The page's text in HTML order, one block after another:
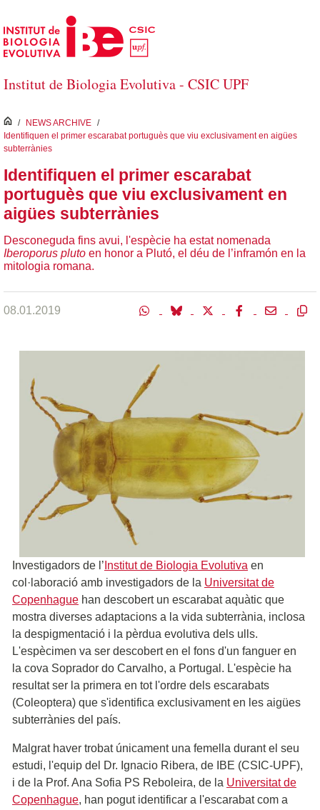
Salta al contingut principal
Institut de Biologia Evolutiva - CSIC UPF
inici
/ NEWS ARCHIVE /
Identifiquen el primer escarabat portuguès que viu exclusivament en aigües
subterrànies
Identifiquen el primer escarabat
portuguès que viu exclusivament en
aigües subterrànies
Desconeguda fins avui, l'espècie ha estat nomenada
Iberoporus pluto en honor a Plutó, el déu de l’inframón en la
mitologia romana.
08.01.2019
Investigadors de l’ Institut de Biologia Evolutiva en
col·laboració amb investigadors de la Universitat de
Copenhague han descobert un escarabat aquàtic que
mostra diverses adaptacions a la vida subterrània, inclosa
la despigmentació i la pèrdua evolutiva dels ulls.
L'espècimen va ser descobert en el fons d'un fanguer en
la cova Soprador do Carvalho, a Portugal. L'espècie ha
resultat ser la primera en tot l'ordre dels escarabats
(Coleoptera) que s'identifica exclusivament en les aigües
subterrànies del país.
Malgrat haver trobat únicament una femella durant el seu
estudi, l'equip del Dr. Ignacio Ribera, de IBE (CSIC-UPF),
i de la Prof. Ana Sofia PS Reboleira, de la Universitat de
Copenhague, han pogut identificar a l'escarabat com a